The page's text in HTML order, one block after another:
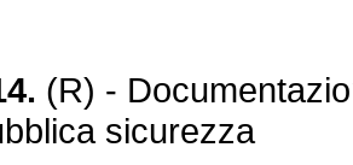
(R) -
sicurezza